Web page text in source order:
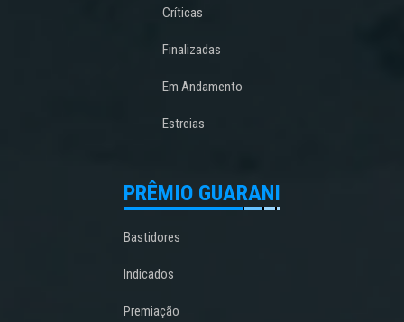
Críticas
Finalizadas
Em Andamento
Estreias
PRÊMIO GUARANI
Bastidores
Indicados
Premiação